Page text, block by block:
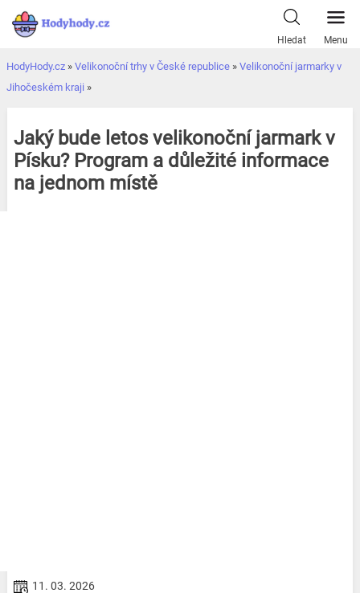
Přeskočit
Hledat Menu
HodyHody.cz » Velikonoční trhy v České republice » Velikonoční jarmarky v
Jihočeském kraji »
Jaký bude letos velikonoční jarmark v
Písku? Program a důležité informace
na jednom místě
11. 03. 2026